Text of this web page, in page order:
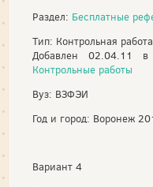
Раздел: Бесплатные
Тип: Контрольная
Добавлен
Контрольные работы
Вуз: ВЗФЭИ
Год и город: Воронеж
Вариант 4